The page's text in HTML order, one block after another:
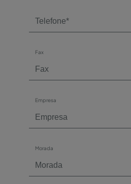
Fax
Empresa
Morada